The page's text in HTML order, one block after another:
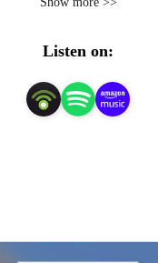
Entscheidungen ein.
Listen on: